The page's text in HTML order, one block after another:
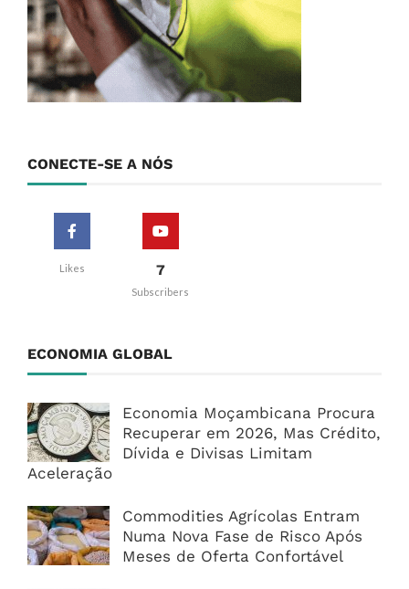
CONECTE-SE A NÓS
Likes 7
Subscribers
ECONOMIA GLOBAL
Economia Moçambicana Procura
Recuperar em 2026, Mas Crédito,
Dívida e Divisas Limitam
Aceleração
Commodities Agrícolas Entram
Numa Nova Fase de Risco Após
Meses de Oferta Confortável